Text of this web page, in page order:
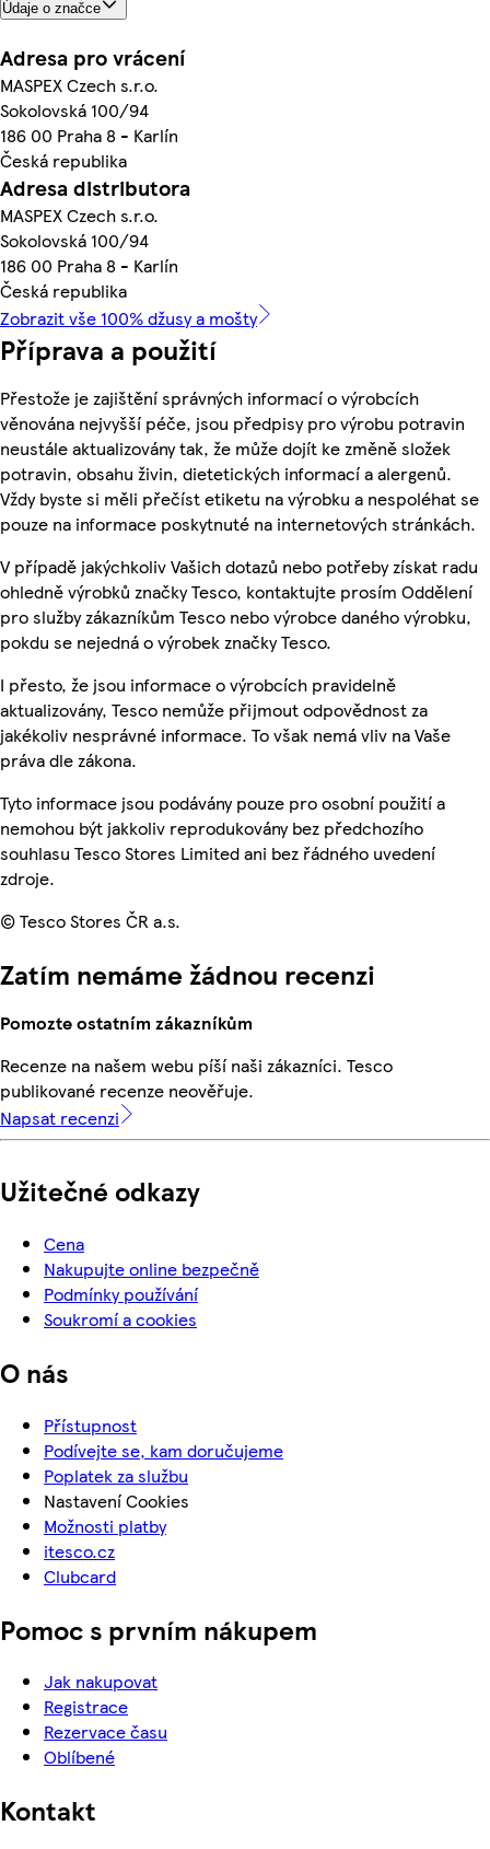
Údaje o značce
Adresa pro vrácení
MASPEX Czech s.r.o.
Sokolovská 100/94
186 00 Praha 8 - Karlín
Česká republika
Adresa distributora
MASPEX Czech s.r.o.
Sokolovská 100/94
186 00 Praha 8 - Karlín
Česká republika
Zobrazit vše 100% džusy a mošty
Příprava a použití
Přestože je zajištění správných informací o výrobcích
věnována nejvyšší péče, jsou předpisy pro výrobu potravin
neustále aktualizovány tak, že může dojít ke změně složek
potravin, obsahu živin, dietetických informací a alergenů.
Vždy byste si měli přečíst etiketu na výrobku a nespoléhat se
pouze na informace poskytnuté na internetových stránkách.
V případě jakýchkoliv Vašich dotazů nebo potřeby získat radu
ohledně výrobků značky Tesco, kontaktujte prosím Oddělení
pro služby zákazníkům Tesco nebo výrobce daného výrobku,
pokdu se nejedná o výrobek značky Tesco.
I přesto, že jsou informace o výrobcích pravidelně
aktualizovány, Tesco nemůže přijmout odpovědnost za
jakékoliv nesprávné informace. To však nemá vliv na Vaše
práva dle zákona.
Tyto informace jsou podávány pouze pro osobní použití a
nemohou být jakkoliv reprodukovány bez předchozího
souhlasu Tesco Stores Limited ani bez řádného uvedení
zdroje.
© Tesco Stores ČR a.s.
Zatím nemáme žádnou recenzi
Pomozte ostatním zákazníkům
Recenze na našem webu píší naši zákazníci. Tesco
publikované recenze neověřuje.
Napsat recenzi
Užitečné odkazy
Cena
Nakupujte online bezpečně
Podmínky používání
Soukromí a cookies
O nás
Přístupnost
Podívejte se, kam doručujeme
Poplatek za službu
Nastavení Cookies
Možnosti platby
itesco.cz
Clubcard
Pomoc s prvním nákupem
Jak nakupovat
Registrace
Rezervace času
Oblíbené
Kontakt